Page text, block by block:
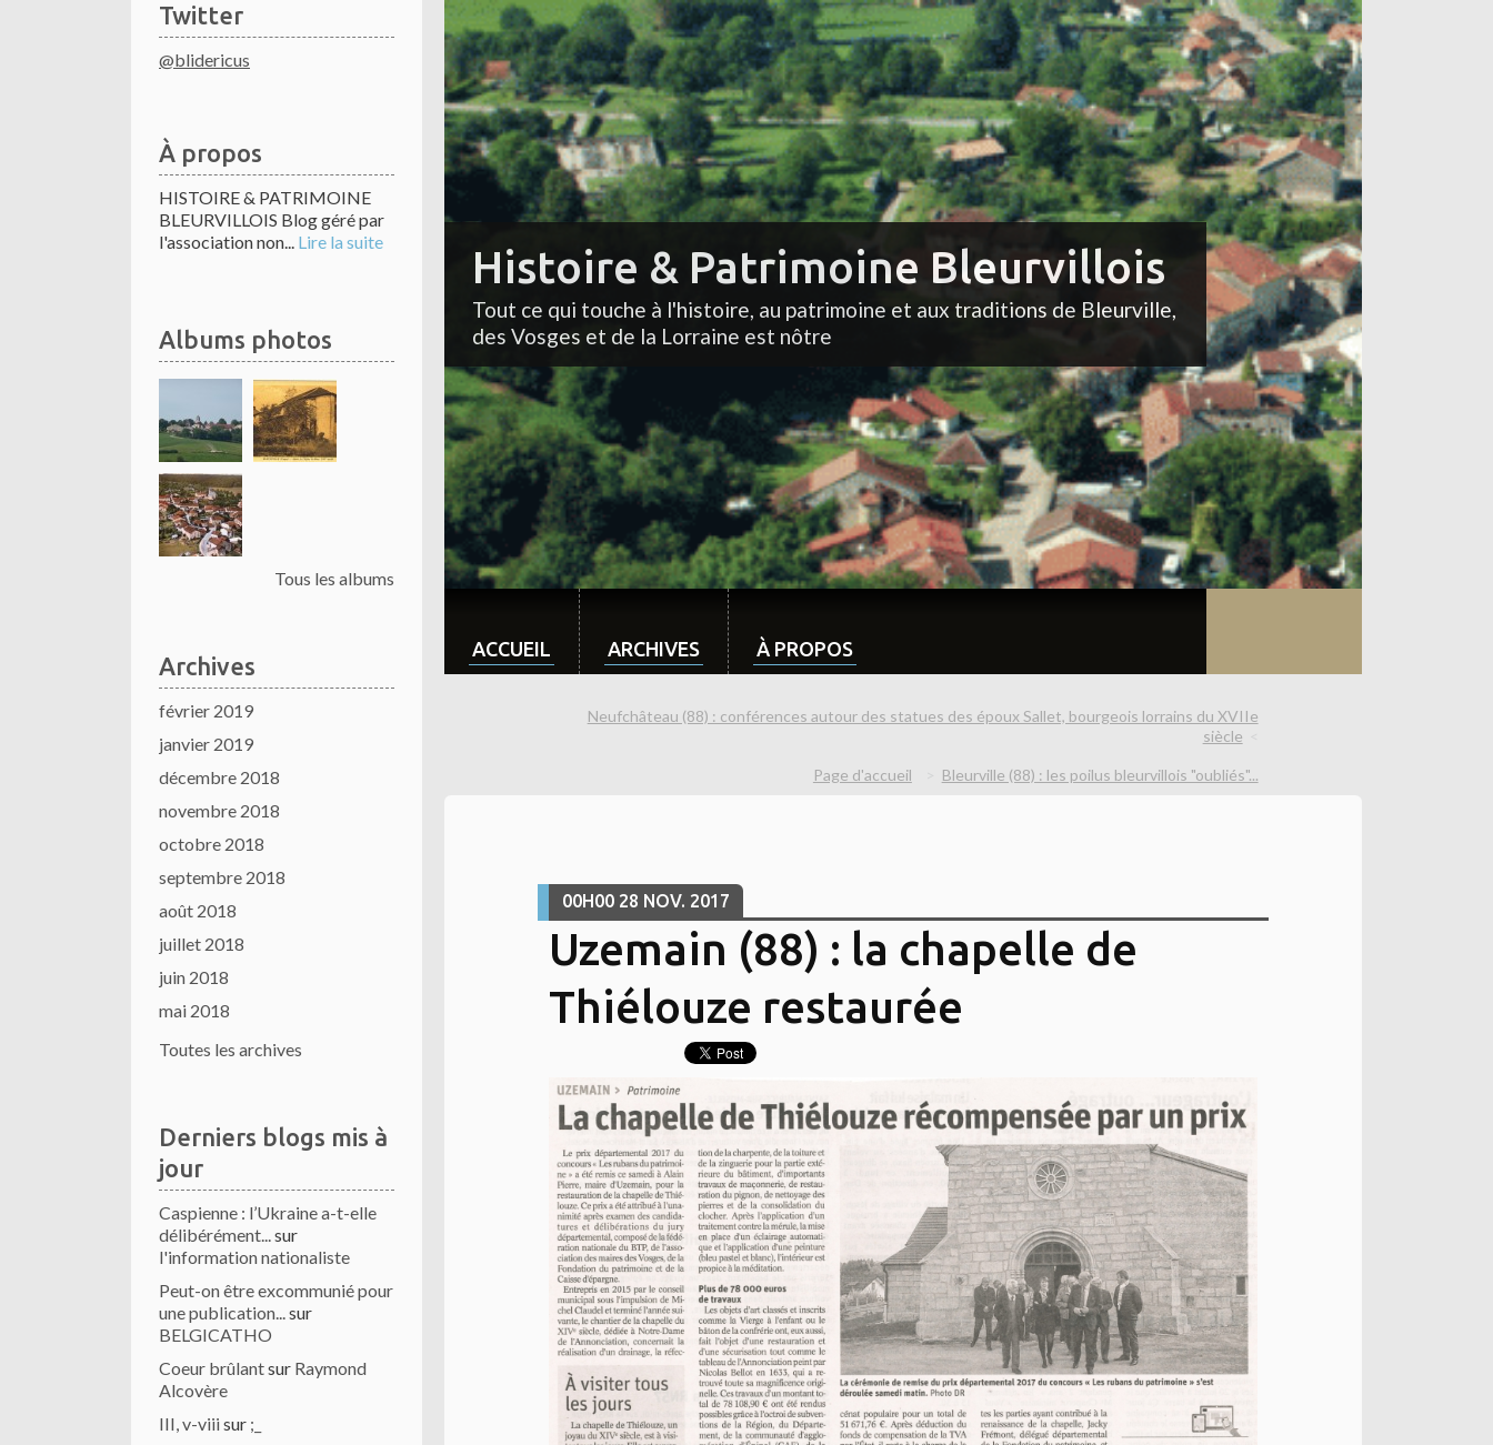
Twitter
@blidericus
À propos
HISTOIRE & PATRIMOINE
BLEURVILLOIS Blog géré par
l'association non... Lire la suite
Albums photos
Tous les albums
Archives
février 2019
janvier 2019
décembre 2018
novembre 2018
octobre 2018
septembre 2018
août 2018
juillet 2018
juin 2018
mai 2018
Toutes les archives
Derniers blogs mis à
jour
Caspienne : l’Ukraine a-t-elle
délibérément...sur
l'information nationaliste
Peut-on être excommunié pour
une publication...sur
BELGICATHO
Coeur brûlantsur Raymond
Alcovère
III, v-viiisur ;_
Histoire & Patrimoine Bleurvillois
Tout ce qui touche à l'histoire, au patrimoine et aux traditions de Bleurville,
des Vosges et de la Lorraine est nôtre
ACCUEIL ARCHIVES À PROPOS
Neufchâteau (88) : conférences autour des statues des époux Sallet, bourgeois lorrains du XVIIe
siècle
Page d'accueil Bleurville (88) : les poilus bleurvillois "oubliés"...
00H00 28 NOV. 2017
Uzemain (88) : la chapelle de
Thiélouze restaurée